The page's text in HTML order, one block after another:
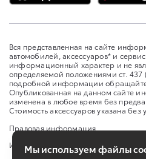
Вся представленная на сайте
автомобилей, аксессуаров* и
информационный характер и не
определяемой положениями ст. 437
подробной информации
Опубликованная на данном сайте
изменена в любое время без
Стоимость аксессуаров указана без
Правовая информация
Изменить настройку cookies
Мы используем файлы